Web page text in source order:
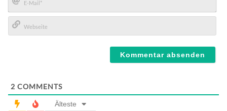
E-
Mail*
2 COMMENTS
Älteste